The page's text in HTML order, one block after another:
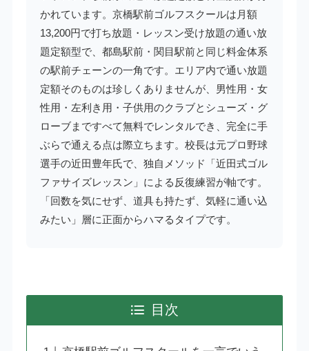
かれています。京橋駅前ゴルフスクールは月額
13,200円で打ち放題・レッスン受け放題の通い放
題定額型で、都島駅前・関目駅前と同じ料金体系
の駅前チェーンの一角です。エリア内で通い放題
定額そのものは珍しくありませんが、男性用・女
性用・左利き用・子供用のクラブとシューズ・グ
ローブまですべて無料でレンタルでき、完全に手
ぶらで通える点は際立ちます。校長は元プロ野球
選手の近田豊年氏で、独自メソッド「近田式ゴル
ファサイズレッスン」による反復練習が軸です。
「回数を気にせず、道具も持たず、気軽に通い込
みたい」層に正面からハマるタイプです。
目次